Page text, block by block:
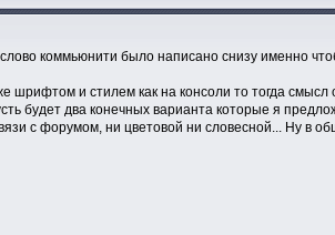
коммьюнити было написано снизу именно
шрифтом и стилем как на консоли то тогда
будет два конечных варианта которые я
с форумом, ни цветовой ни словесной... Ну в